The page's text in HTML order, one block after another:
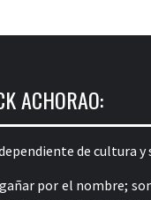
ACHORAO:
de cultura y
por el nombre;